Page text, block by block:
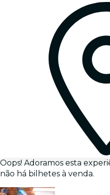
Oops! Adoramos esta
não há bilhetes à venda.